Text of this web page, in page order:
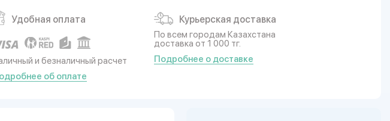
Удобная оплата
и безналичный расчет
об оплате
Курьерская доставка
По всем городам Казахстана
доставка от 1 000 тг.
Подробнее о доставке